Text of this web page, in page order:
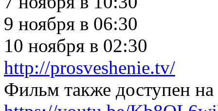
9 ноября в 06:30
10 ноября в 02:30
http://prosveshenie.tv/
Фильм также доступен